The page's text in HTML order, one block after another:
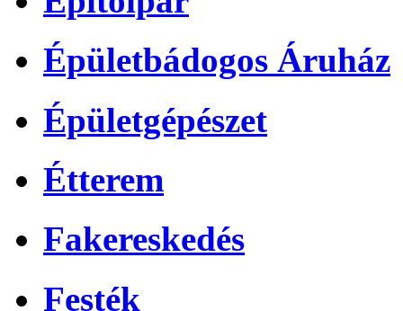
Épületbádogos Áruház
Épületgépészet
Étterem
Fakereskedés
Festék